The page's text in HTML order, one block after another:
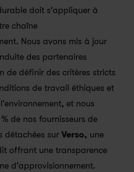
doit s'appliquer à
chaîne
Nous avons mis à jour
des partenaires
de définir des critères stricts
de travail éthiques et
et nous
de nos fournisseurs de
détachées sur Verso, une
offrant une transparence
d'approvisionnement.